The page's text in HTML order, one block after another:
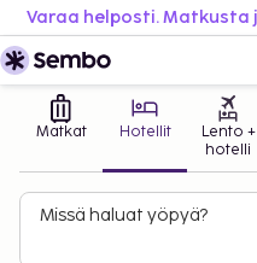
Matkat Hotellit
Lento +
hotelli
Missä haluat yöpyä?